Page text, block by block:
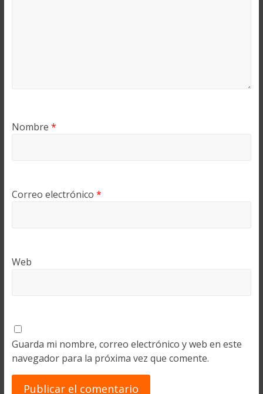
Nombre *
Correo electrónico *
Web
Guarda mi nombre, correo electrónico y web en este
navegador para la próxima vez que comente.